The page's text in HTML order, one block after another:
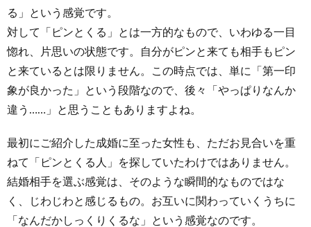
る」という感覚です。
対して「ピンとくる」とは一方的なもので、いわゆる一目
惚れ、片思いの状態です。自分がピンと来ても相手もピン
と来ているとは限りません。この時点では、単に「第一印
象が良かった」という段階なので、後々「やっぱりなんか
違う……」と思うこともありますよね。
最初にご紹介した成婚に至った女性も、ただお見合いを重
ねて「ピンとくる人」を探していたわけではありません。
結婚相手を選ぶ感覚は、そのような瞬間的なものではな
く、じわじわと感じるもの。お互いに関わっていくうちに
「なんだかしっくりくるな」という感覚なのです。